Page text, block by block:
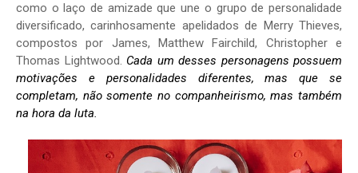
como o laço de amizade que une o grupo de personalidade
diversificado, carinhosamente apelidados de Merry Thieves,
compostos por James, Matthew Fairchild, Christopher e
Thomas Lightwood. Cada um desses personagens possuem
motivações e personalidades diferentes, mas que se
completam, não somente no companheirismo, mas também
na hora da luta.